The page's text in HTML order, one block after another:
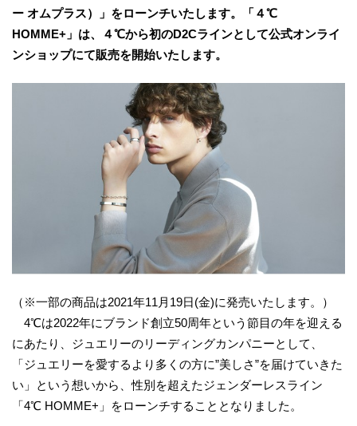
ー オムプラス）」をローンチいたします。「４℃
HOMME+」は、４℃から初のD2Cラインとして公式オンライ
ンショップにて販売を開始いたします。
（※一部の商品は2021年11月19日(金)に発売いたします。）
4℃は2022年にブランド創立50周年という節目の年を迎える
にあたり、ジュエリーのリーディングカンパニーとして、
「ジュエリーを愛するより多くの方に”美しさ”を届けていきた
い」という想いから、性別を超えたジェンダーレスライン
「4℃ HOMME+」をローンチすることとなりました。